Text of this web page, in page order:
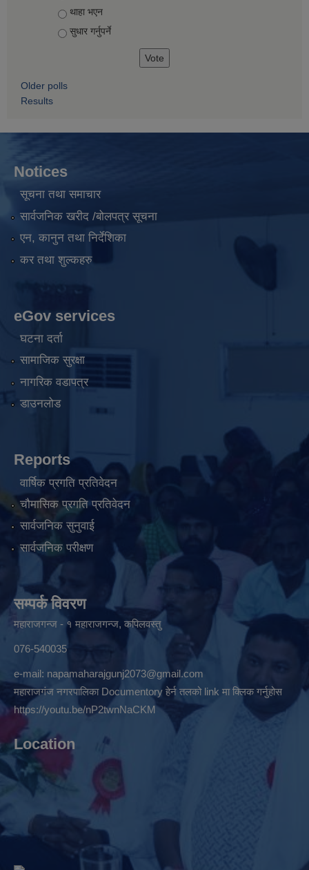
थाहा भएन
सुधार गर्नुपर्ने
Older polls
Results
Notices
सूचना तथा समाचार
सार्वजनिक खरीद /बोलपत्र सूचना
एन, कानुन तथा निर्देशिका
कर तथा शुल्कहरु
eGov services
घटना दर्ता
सामाजिक सुरक्षा
नागरिक वडापत्र
डाउनलोड
Reports
वार्षिक प्रगति प्रतिवेदन
चौमासिक प्रगति प्रतिवेदन
सार्वजनिक सुनुवाई
सार्वजनिक परीक्षण
सम्पर्क विवरण
महाराजगन्ज - १ महाराजगन्ज, कपिलवस्तु
076-540035
e-mail: napamaharajgunj2073@gmail.com
महाराजगंज नगरपालिका Documentory हेर्न तलको link मा क्लिक गर्नुहोस
https://youtu.be/nP2twnNaCKM
Location